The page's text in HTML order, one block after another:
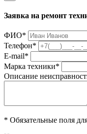
Заявка на ремонт
ФИО*
Телефон*
E-mail*
Марка техники*
Описание
* Обязательные поля